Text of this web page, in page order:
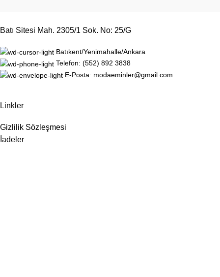
Batı Sitesi Mah. 2305/1 Sok. No: 25/G
Batıkent/Yenimahalle/Ankara
Telefon: (552) 892 3838
E-Posta: modaeminler@gmail.com
Linkler
Gizlilik Sözleşmesi
İadeler